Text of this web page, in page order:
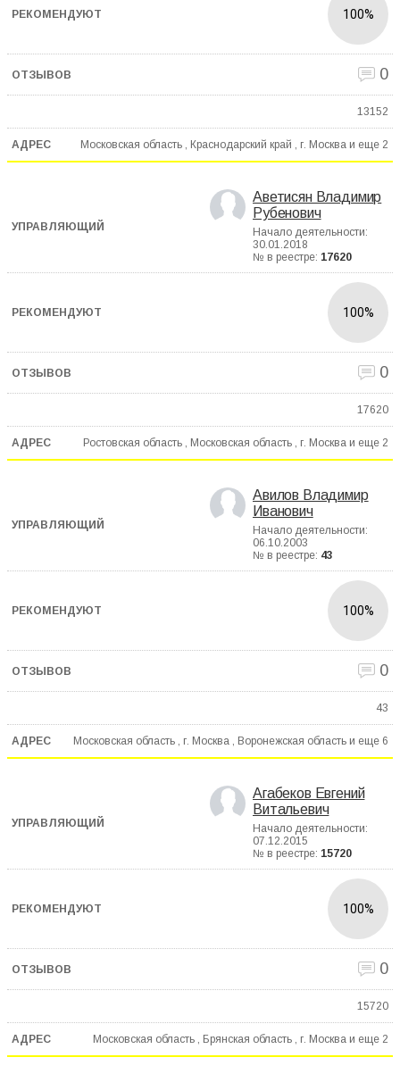
100%
0
13152
Московская область , Краснодарский край , г. Москва и еще 2
Аветисян Владимир
Рубенович
Начало деятельности:
30.01.2018
№ в реестре: 17620
100%
0
17620
Ростовская область , Московская область , г. Москва и еще 2
Авилов Владимир
Иванович
Начало деятельности:
06.10.2003
№ в реестре: 43
100%
0
43
Московская область , г. Москва , Воронежская область и еще 6
Агабеков Евгений
Витальевич
Начало деятельности:
07.12.2015
№ в реестре: 15720
100%
0
15720
Московская область , Брянская область , г. Москва и еще 2